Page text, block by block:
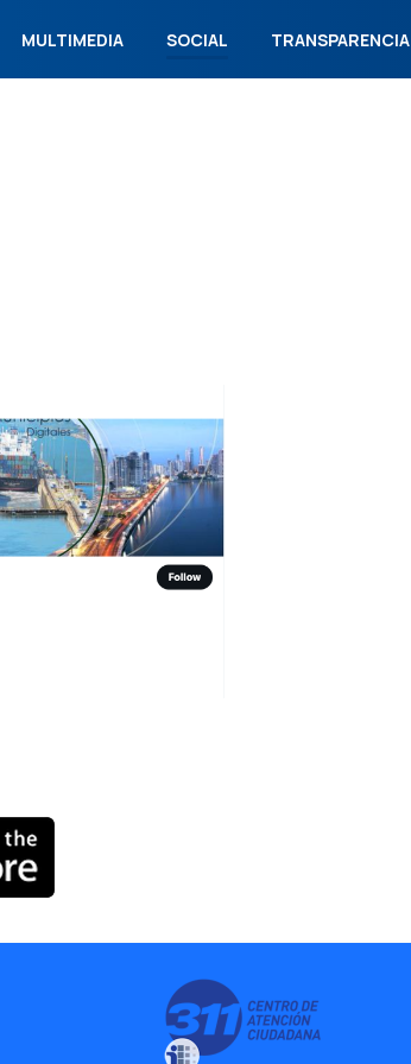
MULTIMEDIA SOCIAL TRANSPARENCIA